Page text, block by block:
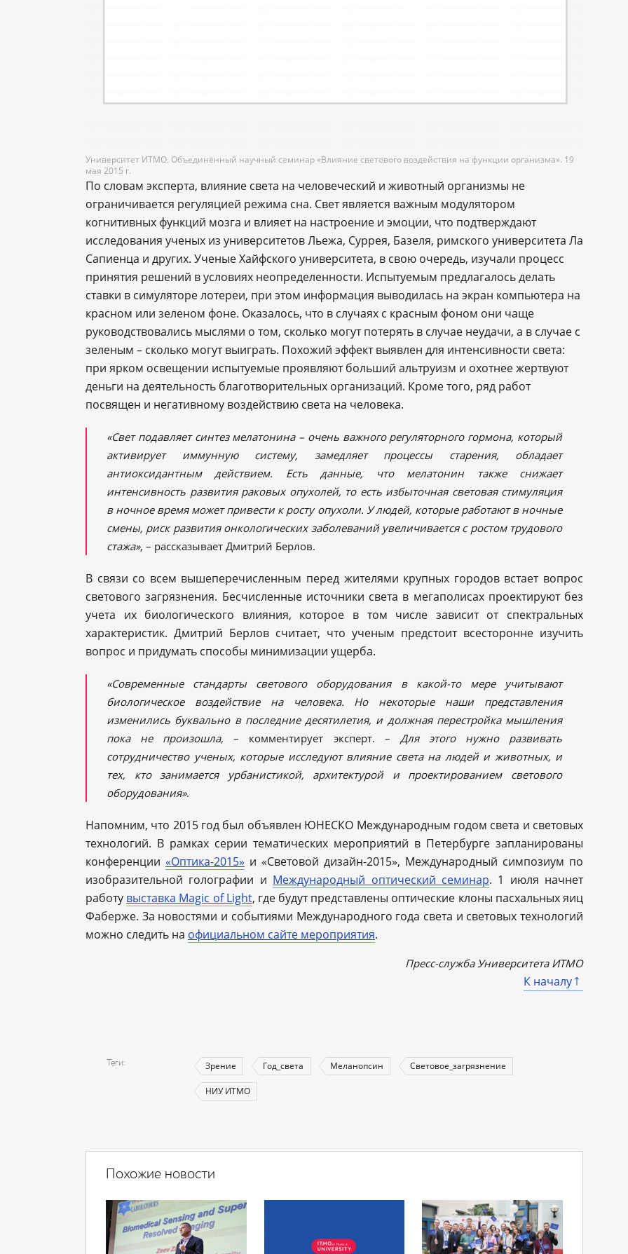
Университет ИТМО. Объединённый научный семинар «Влияние светового воздействия на функции организма». 19
мая 2015 г.
По словам эксперта, влияние света на человеческий и животный организмы не
ограничивается регуляцией режима сна. Свет является важным модулятором
когнитивных функций мозга и влияет на настроение и эмоции, что подтверждают
исследования ученых из университетов Льежа, Суррея, Базеля, римского университета Ла
Сапиенца и других. Ученые Хайфского университета, в свою очередь, изучали процесс
принятия решений в условиях неопределенности. Испытуемым предлагалось делать
ставки в симуляторе лотереи, при этом информация выводилась на экран компьютера на
красном или зеленом фоне. Оказалось, что в случаях с красным фоном они чаще
руководствовались мыслями о том, сколько могут потерять в случае неудачи, а в случае с
зеленым – сколько могут выиграть. Похожий эффект выявлен для интенсивности света:
при ярком освещении испытуемые проявляют больший альтруизм и охотнее жертвуют
деньги на деятельность благотворительных организаций. Кроме того, ряд работ
посвящен и негативному воздействию света на человека.
«Свет подавляет синтез мелатонина – очень важного регуляторного гормона, который
активирует иммунную систему, замедляет процессы старения, обладает
антиоксидантным действием. Есть данные, что мелатонин также снижает
интенсивность развития раковых опухолей, то есть избыточная световая стимуляция
в ночное время может привести к росту опухоли. У людей, которые работают в ночные
смены, риск развития онкологических заболеваний увеличивается с ростом трудового
стажа», – рассказывает Дмитрий Берлов.
В связи со всем вышеперечисленным перед жителями крупных городов встает вопрос
светового загрязнения. Бесчисленные источники света в мегаполисах проектируют без
учета их биологического влияния, которое в том числе зависит от спектральных
характеристик. Дмитрий Берлов считает, что ученым предстоит всесторонне изучить
вопрос и придумать способы минимизации ущерба.
«Современные стандарты светового оборудования в какой-то мере учитывают
биологическое воздействие на человека. Но некоторые наши представления
изменились буквально в последние десятилетия, и должная перестройка мышления
пока не произошла, – комментирует эксперт. – Для этого нужно развивать
сотрудничество ученых, которые исследуют влияние света на людей и животных, и
тех, кто занимается урбанистикой, архитектурой и проектированием светового
оборудования».
Напомним, что 2015 год был объявлен ЮНЕСКО Международным годом света и световых
технологий. В рамках серии тематических мероприятий в Петербурге запланированы
конференции «Оптика-2015» и «Световой дизайн-2015», Международный симпозиум по
изобразительной голографии и Международный оптический семинар. 1 июля начнет
работу выставка Magic of Light, где будут представлены оптические клоны пасхальных яиц
Фаберже. За новостями и событиями Международного года света и световых технологий
можно следить на официальном сайте мероприятия.
Пресс-служба Университета ИТМО
К началу
Теги Зрение Год_света Меланопсин Световое_загрязнение
НИУ ИТМО
Похожие новости